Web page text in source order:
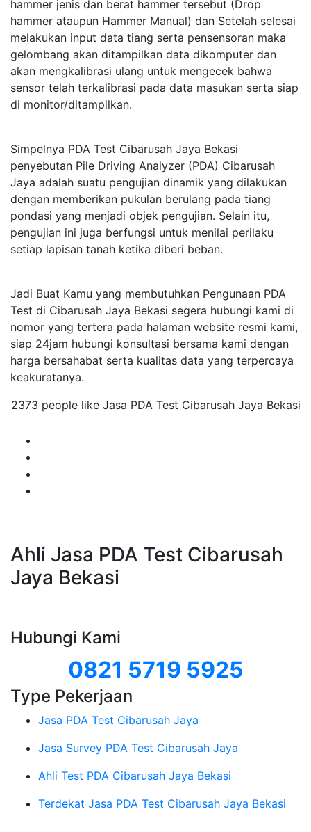
hammer jenis dan berat hammer tersebut (Drop
hammer ataupun Hammer Manual) dan Setelah selesai
melakukan input data tiang serta pensensoran maka
gelombang akan ditampilkan data dikomputer dan
akan mengkalibrasi ulang untuk mengecek bahwa
sensor telah terkalibrasi pada data masukan serta siap
di monitor/ditampilkan.
Simpelnya PDA Test Cibarusah Jaya Bekasi
penyebutan Pile Driving Analyzer (PDA) Cibarusah
Jaya adalah suatu pengujian dinamik yang dilakukan
dengan memberikan pukulan berulang pada tiang
pondasi yang menjadi objek pengujian. Selain itu,
pengujian ini juga berfungsi untuk menilai perilaku
setiap lapisan tanah ketika diberi beban.
Jadi Buat Kamu yang membutuhkan Pengunaan PDA
Test di Cibarusah Jaya Bekasi segera hubungi kami di
nomor yang tertera pada halaman website resmi kami,
siap 24jam hubungi konsultasi bersama kami dengan
harga bersahabat serta kualitas data yang terpercaya
keakuratanya.
2373 people like Jasa PDA Test Cibarusah Jaya Bekasi
Ahli Jasa PDA Test Cibarusah
Jaya Bekasi
Hubungi Kami
0821 5719 5925
Type Pekerjaan
Jasa PDA Test Cibarusah Jaya
Jasa Survey PDA Test Cibarusah Jaya
Ahli Test PDA Cibarusah Jaya Bekasi
Terdekat Jasa PDA Test Cibarusah Jaya Bekasi